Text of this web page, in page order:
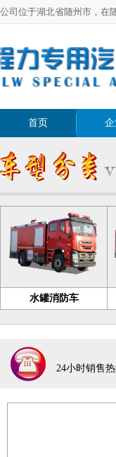
公司位于湖北省随州市，在
首页
水罐消防车
24小时销售热